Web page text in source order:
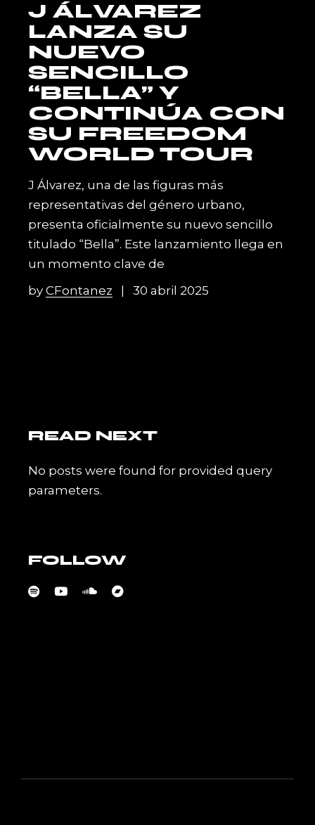
J ÁLVAREZ
LANZA SU
NUEVO
SENCILLO
“BELLA” Y
CONTINÚA CON
SU FREEDOM
WORLD TOUR
J Álvarez, una de las figuras más
representativas del género urbano,
presenta oficialmente su nuevo sencillo
titulado “Bella”. Este lanzamiento llega en
un momento clave de
byCFontanez 30 abril 2025
READ NEXT
No posts were found for provided query
parameters.
FOLLOW